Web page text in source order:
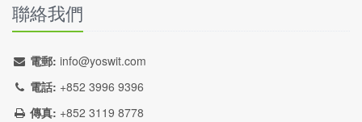
聯絡我們
電郵: info@yoswit.com
電話: +852 3996 9396
傳真: +852 3119 8778